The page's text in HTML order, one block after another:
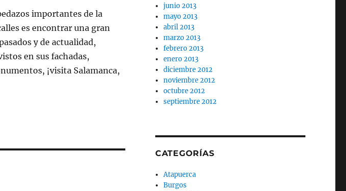
importantes de la
es encontrar una gran
y de actualidad,
en sus fachadas,
¡visita Salamanca,
junio 2013
mayo 2013
abril 2013
marzo 2013
febrero 2013
enero 2013
diciembre 2012
noviembre 2012
octubre 2012
septiembre 2012
CATEGORÍAS
Atapuerca
Burgos